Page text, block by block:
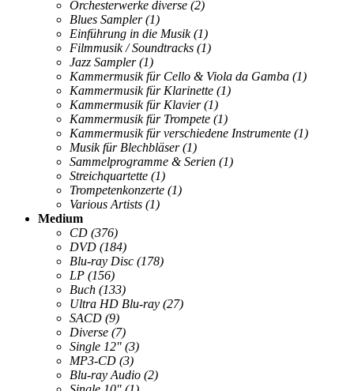
Orchesterwerke diverse (2)
Blues Sampler (1)
Einführung in die Musik (1)
Filmmusik / Soundtracks (1)
Jazz Sampler (1)
Kammermusik für Cello & Viola da Gamba (1)
Kammermusik für Klarinette (1)
Kammermusik für Klavier (1)
Kammermusik für Trompete (1)
Kammermusik für verschiedene Instrumente (1)
Musik für Blechbläser (1)
Sammelprogramme & Serien (1)
Streichquartette (1)
Trompetenkonzerte (1)
Various Artists (1)
Medium
CD (376)
DVD (184)
Blu-ray Disc (178)
LP (156)
Buch (133)
Ultra HD Blu-ray (27)
SACD (9)
Diverse (7)
Single 12" (3)
MP3-CD (3)
Blu-ray Audio (2)